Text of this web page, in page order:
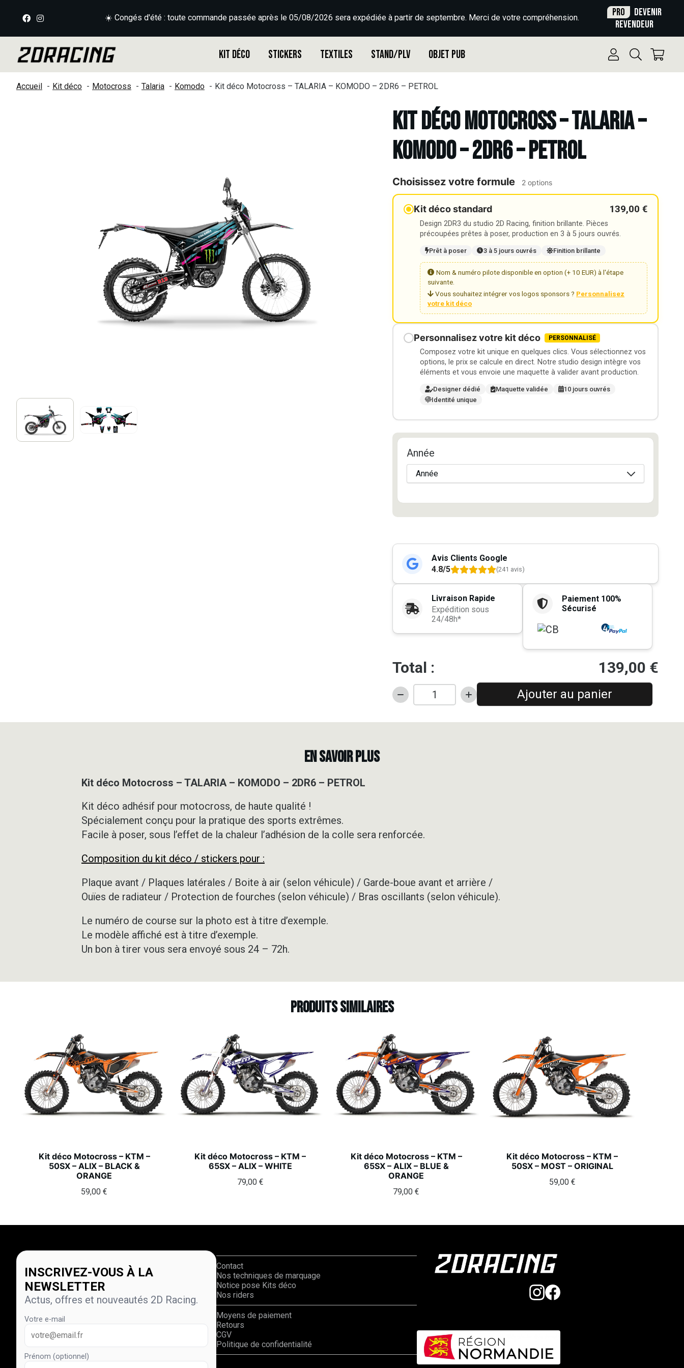
☀️ Congés d'été : toute commande passée après le 05/08/2026 sera expédiée à partir de septembre. Merci de votre compréhension. Pro
Devenir
revendeur
Kit déco Stickers Textiles Stand/PLV Objet Pub
Accueil Kit déco Motocross Talaria Komodo Kit déco Motocross – TALARIA – KOMODO – 2DR6 – PETROL
Kit déco Motocross – TALARIA –
KOMODO – 2DR6 – PETROL
Choisissez votre formule 2 options
Kit déco standard 139,00 €
Design 2DR3 du studio 2D Racing, finition brillante. Pièces
précoupées prêtes à poser, production en 3 à 5 jours ouvrés.
Prêt à poser 3 à 5 jours ouvrés Finition brillante
Nom & numéro pilote disponible en option (+ 10 EUR) à l'étape
suivante.
Vous souhaitez intégrer vos logos sponsors ? Personnalisez
votre kit déco
Personnalisez votre kit déco PERSONNALISÉ
Composez votre kit unique en quelques clics. Vous sélectionnez vos
options, le prix se calcule en direct. Notre studio design intègre vos
éléments et vous envoie une maquette à valider avant production.
Designer dédié Maquette validée
10 jours ouvrés
Identité unique
Année
Avis Clients Google
4.8/5
(241 avis)
Livraison Rapide
Expédition sous
24/48h*
Paiement 100%
Sécurisé
Total : 139,00 €
quantité
Kit
-
Ajouter au panier
EN SAVOIR PLUS
Kit déco Motocross – TALARIA – KOMODO – 2DR6 – PETROL
Kit déco adhésif pour motocross, de haute qualité !
Spécialement conçu pour la pratique des sports extrêmes.
Facile à poser, sous l’effet de la chaleur l’adhésion de la colle sera renforcée.
Composition du kit déco / stickers pour :
Plaque avant / Plaques latérales / Boite à air (selon véhicule) / Garde-boue avant et arrière /
Ouïes de radiateur / Protection de fourches (selon véhicule) / Bras oscillants (selon véhicule).
Le numéro de course sur la photo est à titre d’exemple.
Le modèle affiché est à titre d’exemple.
Un bon à tirer vous sera envoyé sous 24 – 72h.
Produits similaires
Kit déco Motocross – KTM –
50SX – ALIX – BLACK &
ORANGE
59,00€
Kit déco Motocross – KTM –
65SX – ALIX – WHITE
79,00 €
Kit déco Motocross – KTM –
65SX – ALIX – BLUE &
ORANGE
79,00€
Kit déco Motocross – KTM –
50SX – MOST – ORIGINAL
59,00 €
INSCRIVEZ-VOUS À LA
NEWSLETTER
Actus, offres et nouveautés 2D Racing.
Votre e-mail
Prénom (optionnel)
Contact
Nos techniques de marquage
Notice pose Kits déco
Nos riders
Moyens de paiement
Retours
CGV
Politique de confidentialité